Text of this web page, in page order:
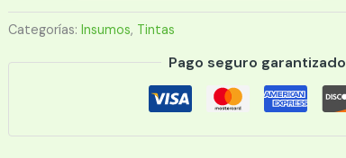
COLOR
Categorías: Insumos, Tintas
Pago seguro garantizado